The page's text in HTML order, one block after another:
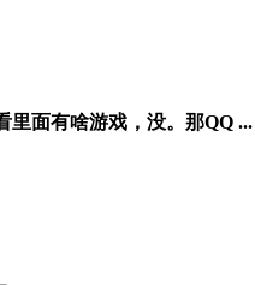
里面有啥游戏，没。那QQ ...